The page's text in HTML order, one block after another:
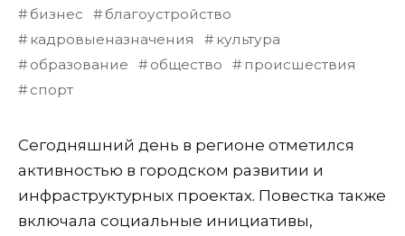
бизнес
благоустройство
кадровыеназначения
культура
образование
общество
происшествия
спорт
Сегодняшний день в регионе отметился
активностью в городском развитии и
инфраструктурных проектах. Повестка также
включала социальные инициативы,